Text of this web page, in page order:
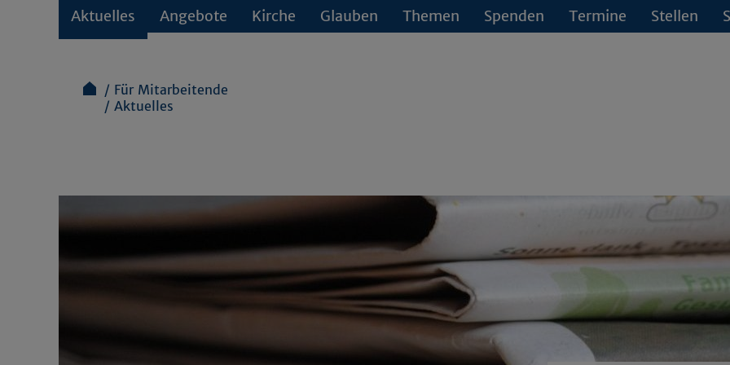
Aktuelles Angebote Kirche Glauben Themen Spenden Termine Stellen
Für Mitarbeitende
Aktuelles